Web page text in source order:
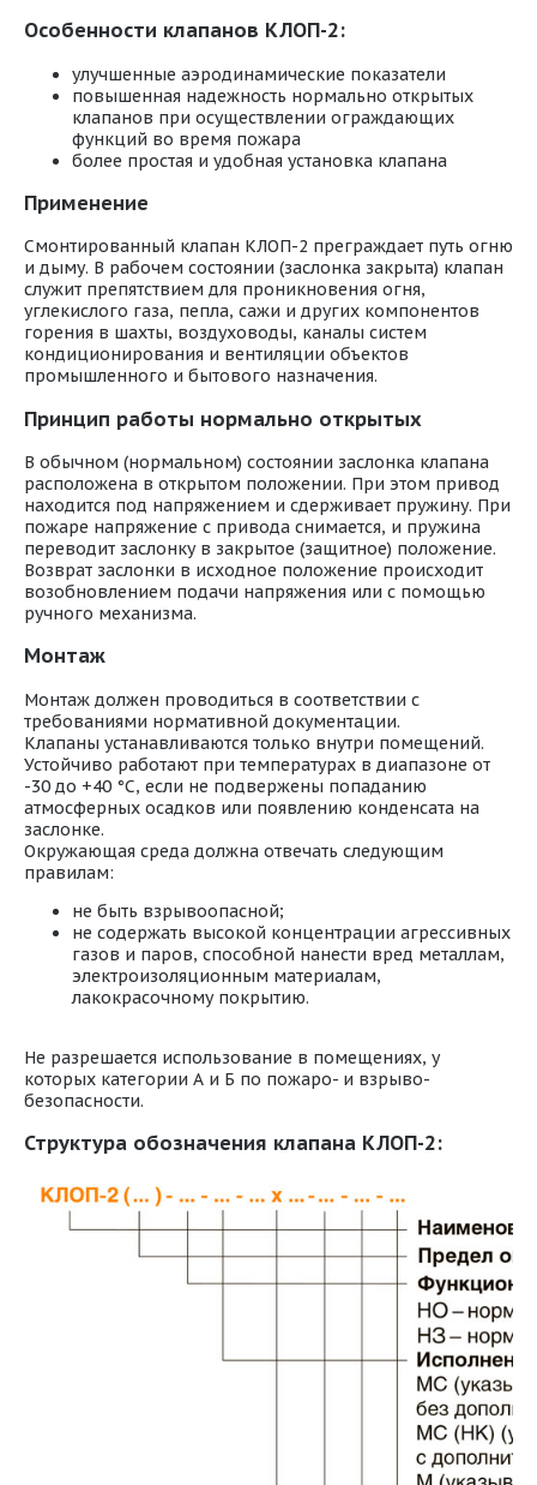
Особенности клапанов КЛОП-2:
улучшенные аэродинамические показатели
повышенная надежность нормально открытых
клапанов при осуществлении ограждающих
функций во время пожара
более простая и удобная установка клапана
Применение
Смонтированный клапан КЛОП-2 преграждает путь огню
и дыму. В рабочем состоянии (заслонка закрыта) клапан
служит препятствием для проникновения огня,
углекислого газа, пепла, сажи и других компонентов
горения в шахты, воздуховоды, каналы систем
кондиционирования и вентиляции объектов
промышленного и бытового назначения.
Принцип работы нормально открытых
В обычном (нормальном) состоянии заслонка клапана
расположена в открытом положении. При этом привод
находится под напряжением и сдерживает пружину. При
пожаре напряжение с привода снимается, и пружина
переводит заслонку в закрытое (защитное) положение.
Возврат заслонки в исходное положение происходит
возобновлением подачи напряжения или с помощью
ручного механизма.
Монтаж
Монтаж должен проводиться в соответствии с
требованиями нормативной документации.
Клапаны устанавливаются только внутри помещений.
Устойчиво работают при температурах в диапазоне от
-30 до +40 °С, если не подвержены попаданию
атмосферных осадков или появлению конденсата на
заслонке.
Окружающая среда должна отвечать следующим
правилам:
не быть взрывоопасной;
не содержать высокой концентрации агрессивных
газов и паров, способной нанести вред металлам,
электроизоляционным материалам,
лакокрасочному покрытию.
Не разрешается использование в помещениях, у
которых категории А и Б по пожаро- и взрыво-
безопасности.
Структура обозначения клапана КЛОП-2: